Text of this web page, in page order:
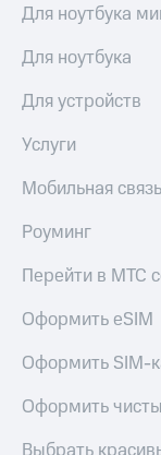
Для ноутбука
Для ноутбука
Для устройств
Услуги
Мобильная связь
Роуминг
Перейти в МТС
Оформить eSIM
Оформить SIM-
Оформить